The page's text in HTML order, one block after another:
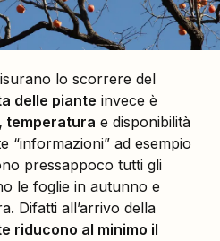
lo scorrere del
delle piante invece è
temperatura e disponibilità
“informazioni” ad esempio
pressappoco tutti gli
le foglie in autunno e
Difatti all’arrivo della
riducono al minimo il